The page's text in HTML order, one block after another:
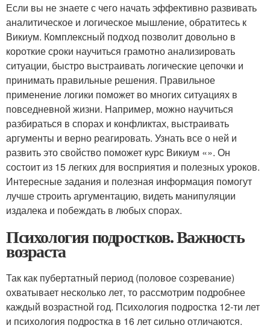
Если вы не знаете с чего начать эффективно развивать
аналитическое и логическое мышление, обратитесь к
Викиум. Комплексный подход позволит довольно в
короткие сроки научиться грамотно анализировать
ситуации, быстро выстраивать логические цепочки и
принимать правильные решения. Правильное
применение логики поможет во многих ситуациях в
повседневной жизни. Например, можно научиться
разбираться в спорах и конфликтах, выстраивать
аргументы и верно реагировать. Узнать все о ней и
развить это свойство поможет курс Викиум «». Он
состоит из 15 легких для восприятия и полезных уроков.
Интересные задания и полезная информация помогут
лучше строить аргументацию, видеть манипуляции
издалека и побеждать в любых спорах.
Психология подростков. Важность
возраста
Так как пубертатный период (половое созревание)
охватывает несколько лет, то рассмотрим подробнее
каждый возрастной год. Психология подростка 12-ти лет
и психология подростка в 16 лет сильно отличаются.